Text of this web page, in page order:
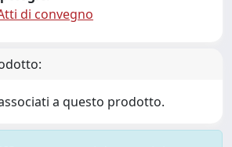
di convegno
a questo prodotto.